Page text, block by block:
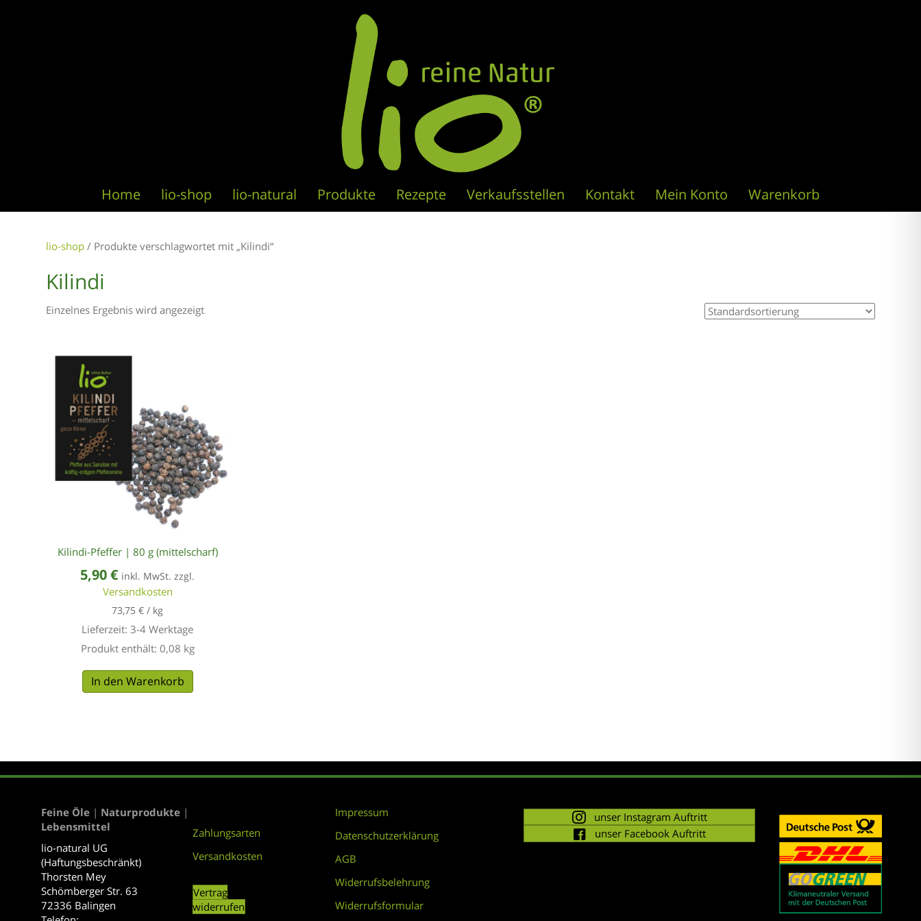
Home lio-shop lio-natural Produkte Rezepte Verkaufsstellen Kontakt Mein Konto Warenkorb
lio-shop / Produkte verschlagwortet mit „Kilindi“
Kilindi
Einzelnes Ergebnis wird angezeigt
Kilindi-Pfeffer | 80 g (mittelscharf)
5,90€ inkl. MwSt. zzgl.
Versandkosten
73,75€ / kg
Lieferzeit: 3-4 Werktage
Produkt enthält: 0,08 kg
In den Warenkorb
Feine Öle | Naturprodukte |
Lebensmittel
lio-natural UG
(Haftungsbeschränkt)
Thorsten Mey
Schömberger Str. 63
72336 Balingen
Zahlungsarten
Versandkosten
Vertrag
widerrufen
Impressum
Datenschutzerklärung
AGB
Widerrufsbelehrung
Widerrufsformular
unser Instagram Auftritt
unser Facebook Auftritt